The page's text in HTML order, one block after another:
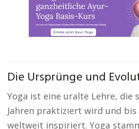
Die Ursprünge und
Yoga ist eine uralte Lehre, die
Jahren praktiziert wird und bis
weltweit inspiriert. Yoga